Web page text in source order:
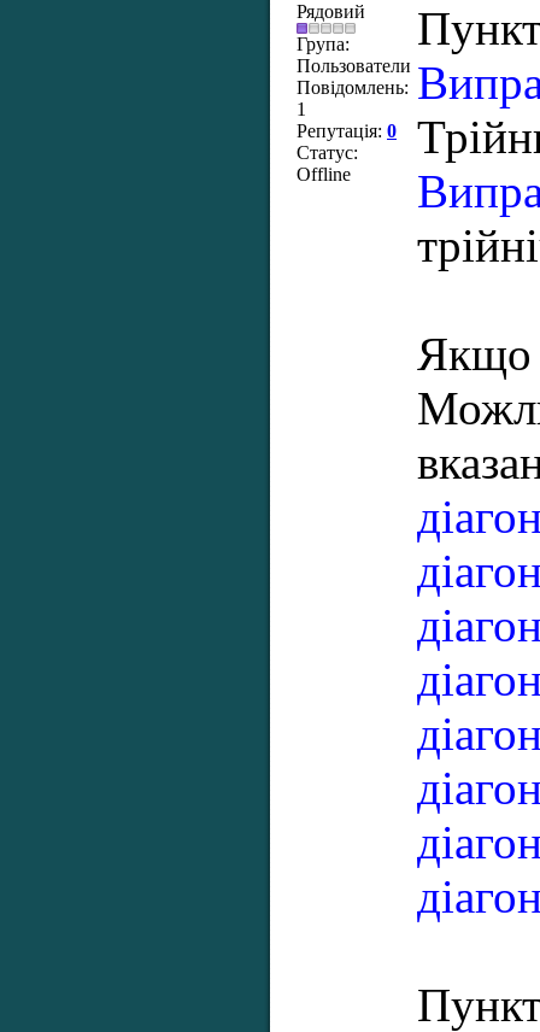
Рядовий
Група:
Пользователи
Повідомлень:
1
Репутація: 0
Статус:
Offline
Якщо